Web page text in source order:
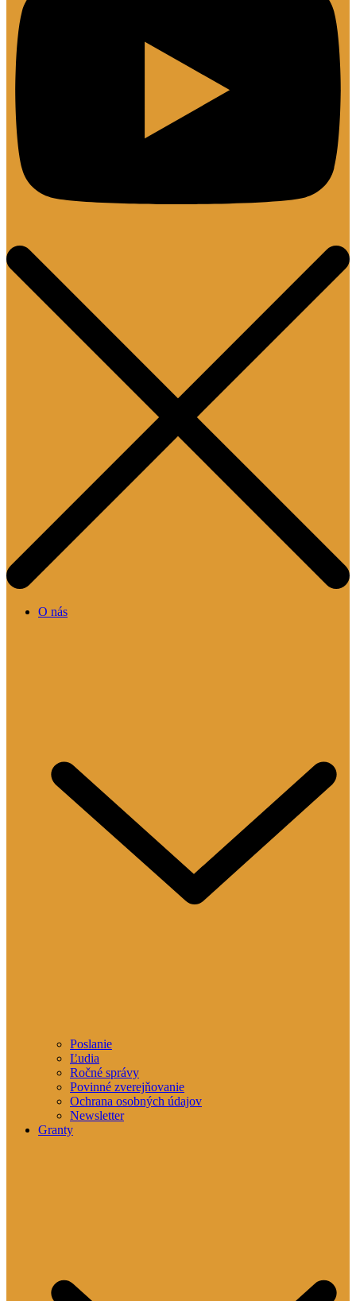
O nás
Poslanie
Ľudia
Ročné správy
Povinné zverejňovanie
Ochrana osobných údajov
Newsletter
Granty